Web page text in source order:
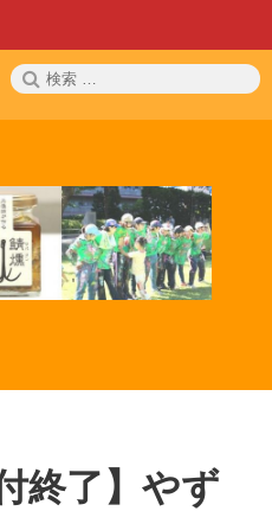
検
索:
終了】やず